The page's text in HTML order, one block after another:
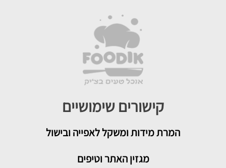
קישורים שימושיים
המרת מידות ומשקל לאפייה ובישול
מגזין האתר וטיפים